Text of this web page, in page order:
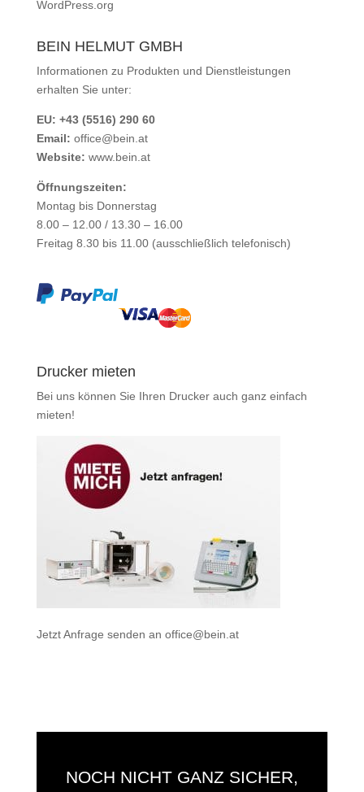
WordPress.org
BEIN HELMUT GMBH
Informationen zu Produkten und Dienstleistungen
erhalten Sie unter:
EU: +43 (5516) 290 60
Email: office@bein.at
Website: www.bein.at
Öffnungszeiten:
Montag bis Donnerstag
8.00 – 12.00 / 13.30 – 16.00
Freitag 8.30 bis 11.00 (ausschließlich telefonisch)
Drucker mieten
Bei uns können Sie Ihren Drucker auch ganz einfach
mieten!
Jetzt Anfrage senden an office@bein.at
NOCH NICHT GANZ SICHER,